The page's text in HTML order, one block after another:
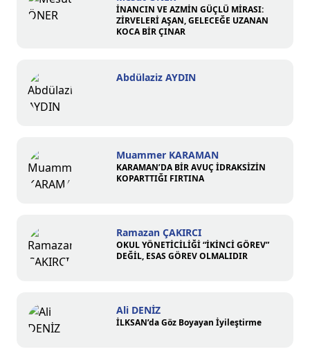
İNANCIN VE AZMİN GÜÇLÜ MİRASI:
ZİRVELERİ AŞAN, GELECEĞE UZANAN
KOCA BİR ÇINAR
Abdülaziz AYDIN
Muammer KARAMAN
KARAMAN’DA BİR AVUÇ İDRAKSİZİN
KOPARTTIĞI FIRTINA
Ramazan ÇAKIRCI
OKUL YÖNETİCİLİĞİ “İKİNCİ GÖREV”
DEĞİL, ESAS GÖREV OLMALIDIR
Ali DENİZ
İLKSAN’da Göz Boyayan İyileştirme